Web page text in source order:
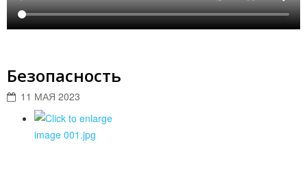
Безопасность
11 МАЯ 2023